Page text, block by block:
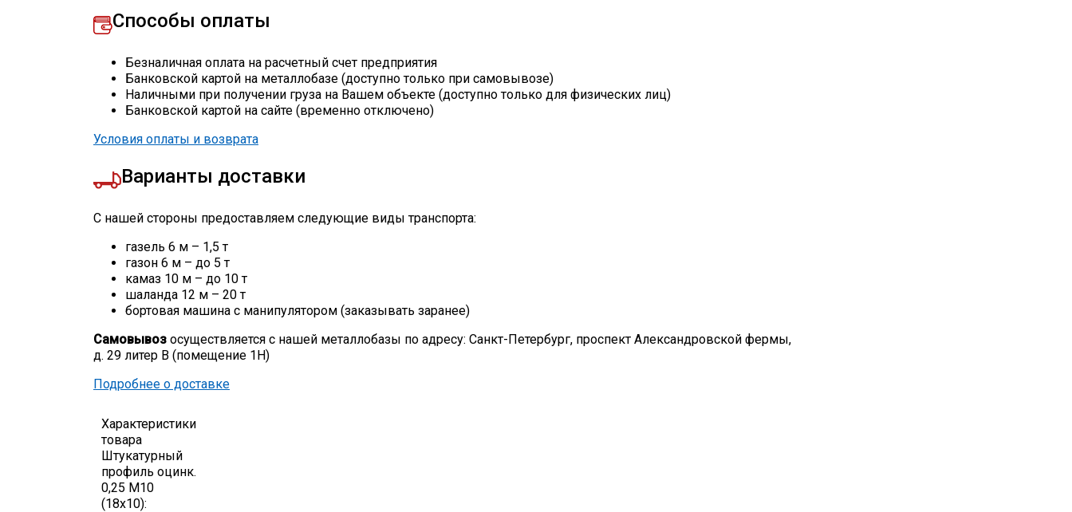
Способы оплаты
Безналичная оплата на расчетный счет предприятия
Банковской картой на металлобазе (доступно только при самовывозе)
Наличными при получении груза на Вашем объекте (доступно только для физических лиц)
Банковской картой на сайте (временно отключено)
Условия оплаты и возврата
Варианты доставки
С нашей стороны предоставляем следующие виды транспорта:
газель 6 м – 1,5 т
газон 6 м – до 5 т
камаз 10 м – до 10 т
шаланда 12 м – 20 т
бортовая машина с манипулятором (заказывать заранее)
Самовывоз осуществляется с нашей металлобазы по адресу: Санкт-Петербург, проспект Александровской фермы,
д. 29 литер В (помещение 1Н)
Подробнее о доставке
Характеристики
товара
Штукатурный
профиль оцинк.
0,25 М10
(18х10):